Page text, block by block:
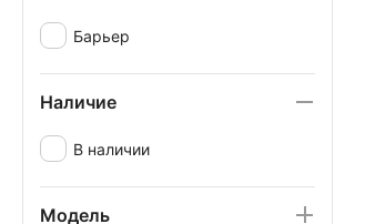
Барьер
Наличие
В наличии
Модель